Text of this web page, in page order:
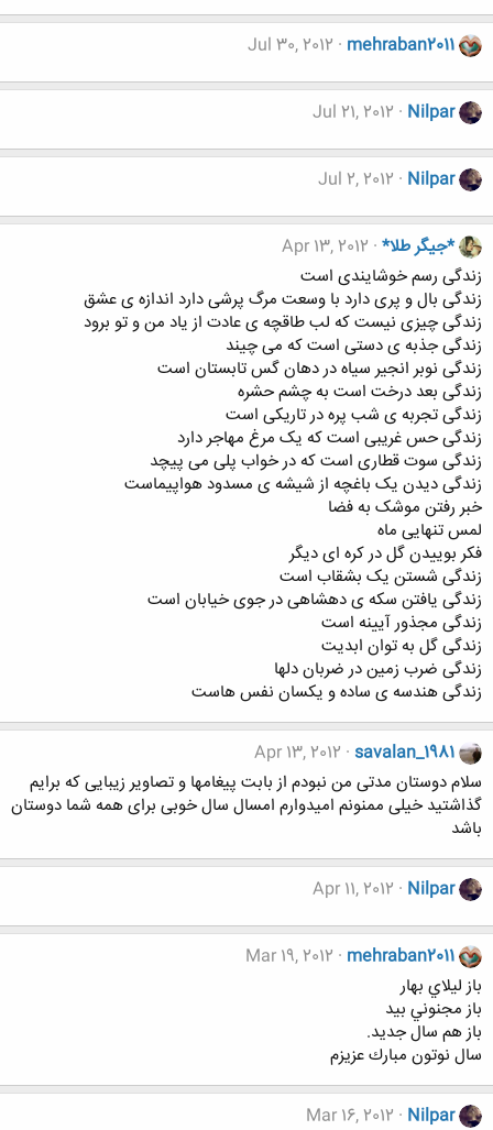
mehraban2011
Jul 30, 2012
Nilpar
Jul 21, 2012
Nilpar
Jul 2, 2012
*جیگر طلا* Apr 13, 2012
زندگی رسم خوشایندی است
زندگی بال و پری دارد با وسعت مرگ پرشی دارد اندازه ی عشق
زندگی چیزی نیست که لب طاقچه ی عادت از یاد من و تو برود
زندگی جذبه ی دستی است که می چیند
زندگی نوبر انجیر سیاه در دهان گس تابستان است
زندگی بعد درخت است به چشم حشره
زندگی تجربه ی شب پره در تاریکی است
زندگی حس غریبی است که یک مرغ مهاجر دارد
زندگی سوت قطاری است که در خواب پلی می پیچد
زندگی دیدن یک باغچه از شیشه ی مسدود هواپیماست
خبر رفتن موشک به فضا
لمس تنهایی ماه
فکر بوییدن گل در کره ای دیگر
زندگی شستن یک بشقاب است
زندگی یافتن سکه ی دهشاهی در جوی خیابان است
زندگی مجذور آیینه است
زندگی گل به توان ابدیت
زندگی ضرب زمین در ضربان دلها
زندگی هندسه ی ساده و یکسان نفس هاست
savalan_1981
Apr 13, 2012
سلام دوستان مدتی من نبودم از بابت پیغامها و تصاویر زیبایی که برایم
گذاشتید خیلی ممنونم امیدوارم امسال سال خوبی برای همه شما دوستان
باشد
Nilpar
Apr 11, 2012
mehraban2011
Mar 19, 2012
باز ليلاي بهار
باز مجنوني بيد
باز هم سال جديد.
سال نوتون مبارك عزيزم
Nilpar
Mar 16, 2012